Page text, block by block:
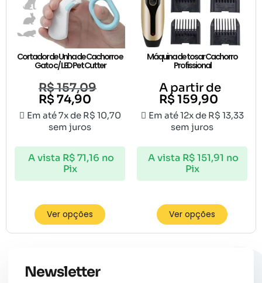
Cortador de Unha de Cachorro e
Gato c/ LED Pet Cutter
R$157,09
R$74,90
Em até 7x de R$ 10,70
sem juros
A vista R$71,16 no
Pix
Ver opções
Máquina de tosar Cachorro
Profissional
A partir de
R$159,90
Em até 12x de R$ 13,33
sem juros
A vista R$151,91 no
Pix
Ver opções
Newsletter